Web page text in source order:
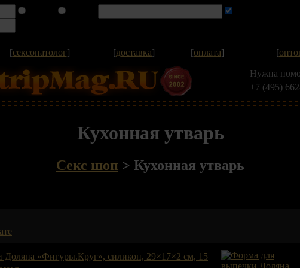
[сексопатолог] [доставка] [оплата] [
Нужна
+7 (495)
Кухонная утварь
Секс шоп > Кухонная утварь
Доляна «Фигуры.Круг», силикон, 29×17×2 см, 15